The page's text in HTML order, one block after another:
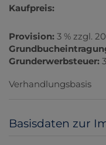
Kaufpreis:
Provision: 3 % zzgl.
Grunderwerbsteuer:
Verhandlungsbasis
Basisdaten zur